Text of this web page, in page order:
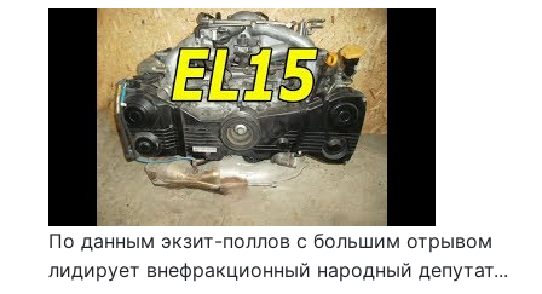
По данным экзит-поллов с большим отрывом
лидирует внефракционный народный депутат...